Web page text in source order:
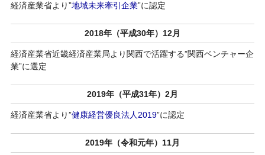
経済産業省より”地域未来牽引企業”に認定
2018年（平成30年）12月
経済産業省近畿経済産業局より関西で活躍する”関西ベンチャー企
業”に選定
2019年（平成31年）2月
経済産業省より”健康経営優良法人2019”に認定
2019年（令和元年）11月